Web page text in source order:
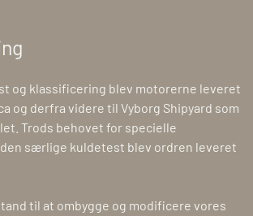
og klassificering blev motorerne leveret
og derfra videre til Vyborg Shipyard som
Trods behovet for specielle
særlige kuldetest blev ordren leveret
til at ombygge og modificere vores